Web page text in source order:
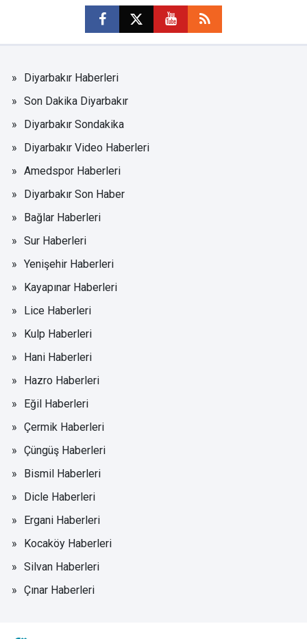
Diyarbakır Haberleri
Son Dakika Diyarbakır
Diyarbakır Sondakika
Diyarbakır Video Haberleri
Amedspor Haberleri
Diyarbakır Son Haber
Bağlar Haberleri
Sur Haberleri
Yenişehir Haberleri
Kayapınar Haberleri
Lice Haberleri
Kulp Haberleri
Hani Haberleri
Hazro Haberleri
Eğil Haberleri
Çermik Haberleri
Çüngüş Haberleri
Bismil Haberleri
Dicle Haberleri
Ergani Haberleri
Kocaköy Haberleri
Silvan Haberleri
Çınar Haberleri